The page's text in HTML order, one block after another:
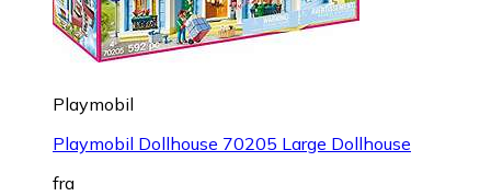
Playmobil
Playmobil Dollhouse 70205 Large Dollhouse
fra